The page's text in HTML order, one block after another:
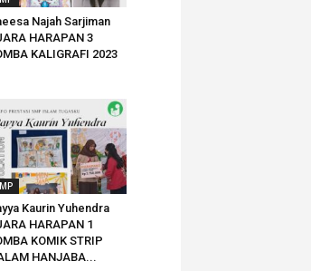
Najah Sarjiman
HARAPAN 3
KALIGRAFI 2023
Kaurin Yuhendra
HARAPAN 1
KOMIK STRIP
HANJABA...